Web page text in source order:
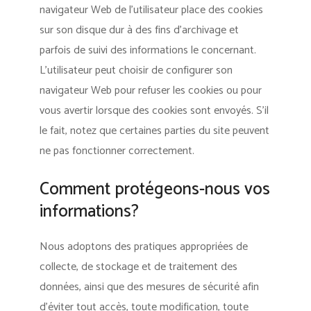
navigateur Web de l’utilisateur place des cookies
sur son disque dur à des fins d’archivage et
parfois de suivi des informations le concernant.
L’utilisateur peut choisir de configurer son
navigateur Web pour refuser les cookies ou pour
vous avertir lorsque des cookies sont envoyés. S’il
le fait, notez que certaines parties du site peuvent
ne pas fonctionner correctement.
Comment protégeons-nous vos
informations?
Nous adoptons des pratiques appropriées de
collecte, de stockage et de traitement des
données, ainsi que des mesures de sécurité afin
d’éviter tout accès, toute modification, toute